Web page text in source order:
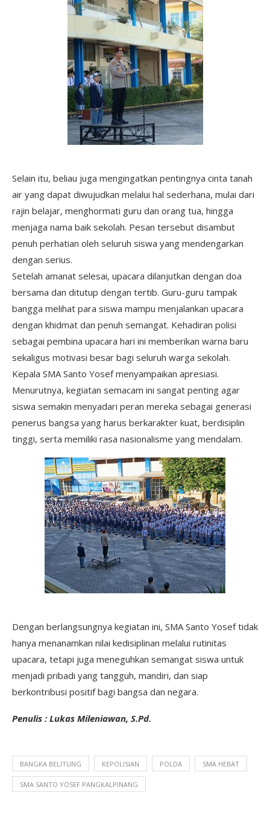
Selain itu, beliau juga mengingatkan pentingnya cinta tanah
air yang dapat diwujudkan melalui hal sederhana, mulai dari
rajin belajar, menghormati guru dan orang tua, hingga
menjaga nama baik sekolah. Pesan tersebut disambut
penuh perhatian oleh seluruh siswa yang mendengarkan
dengan serius.
Setelah amanat selesai, upacara dilanjutkan dengan doa
bersama dan ditutup dengan tertib. Guru-guru tampak
bangga melihat para siswa mampu menjalankan upacara
dengan khidmat dan penuh semangat. Kehadiran polisi
sebagai pembina upacara hari ini memberikan warna baru
sekaligus motivasi besar bagi seluruh warga sekolah.
Kepala SMA Santo Yosef menyampaikan apresiasi.
Menurutnya, kegiatan semacam ini sangat penting agar
siswa semakin menyadari peran mereka sebagai generasi
penerus bangsa yang harus berkarakter kuat, berdisiplin
tinggi, serta memiliki rasa nasionalisme yang mendalam.
Dengan berlangsungnya kegiatan ini, SMA Santo Yosef tidak
hanya menanamkan nilai kedisiplinan melalui rutinitas
upacara, tetapi juga meneguhkan semangat siswa untuk
menjadi pribadi yang tangguh, mandiri, dan siap
berkontribusi positif bagi bangsa dan negara.
Penulis : Lukas Mileniawan, S.Pd.
BANGKA BELITUNG KEPOLISIAN POLDA SMA HEBAT
SMA SANTO YOSEF PANGKALPINANG